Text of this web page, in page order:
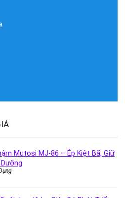
Mutosi MJ-86 – Ép Kiệt Bã, Giữ